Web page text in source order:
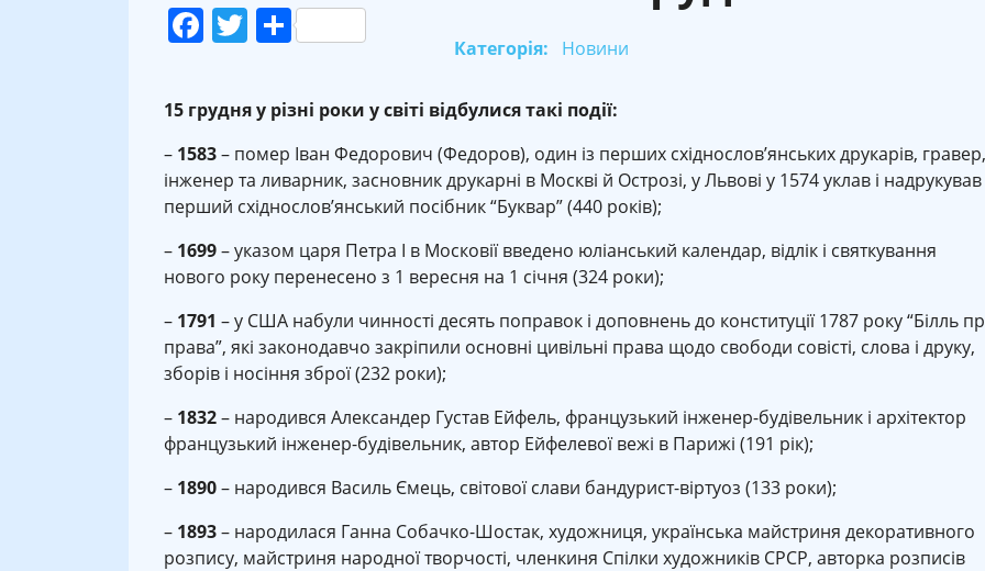
Facebook
Twitter
ПоділитисяКатегорія: Новини
15 грудня у різні роки у світі відбулися такі події:
– 1583– помер Іван Федорович (Федоров), один із перших східнослов’янських друкарів, гравер,
інженер та ливарник, засновник друкарні в Москві й Острозі, у Львові у 1574 уклав і надрукував
перший східнослов’янський посібник “Буквар” (440 років);
– 1699– указом царя Петра I в Московії введено юліанський календар, відлік і святкування
нового року перенесено з 1 вересня на 1 січня (324 роки);
– 1791 – у США набули чинності десять поправок і доповнень до конституції 1787 року “Білль
права”, які законодавчо закріпили основні цивільні права щодо свободи совісті, слова і друку,
зборів і носіння зброї (232 роки);
– 1832– народився Александер Густав Ейфель, французький інженер-будівельник і архітектор
французький інженер-будівельник, автор Ейфелевої вежі в Парижі (191 рік);
– 1890– народився Василь Ємець, світової слави бандурист-віртуоз (133 роки);
– 1893– народилася Ганна Собачко-Шостак, художниця, українська майстриня декоративного
розпису, майстриня народної творчості, членкиня Спілки художників СРСР, авторка розписів